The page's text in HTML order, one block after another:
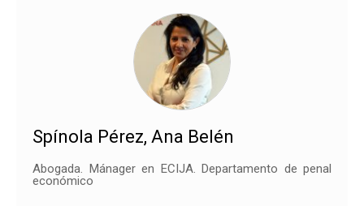
Spínola Pérez, Ana Belén
Abogada. Mánager en ECIJA. Departamento de penal
económico